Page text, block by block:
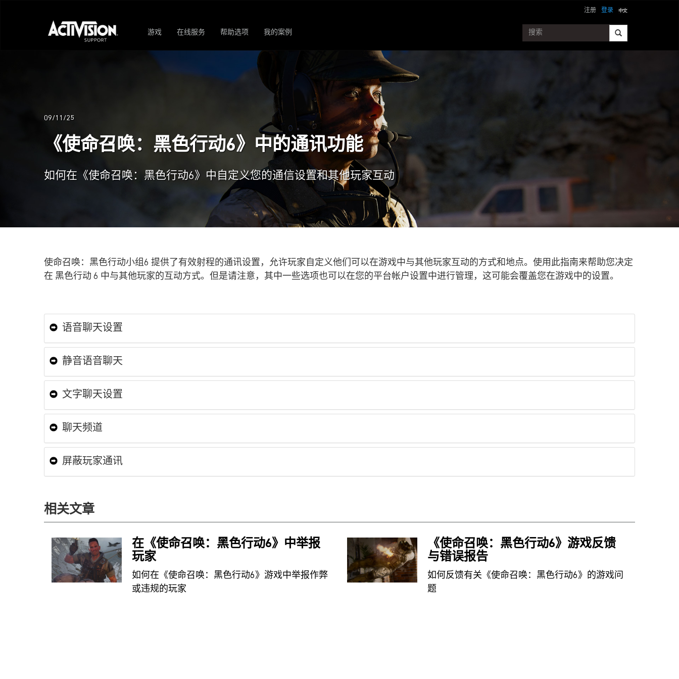
登录
注册
游戏 在线服务 帮助选项 我的案例
09/11/25
《使命召唤：黑色行动6》中的通讯功能
如何在《使命召唤：黑色行动6》中自定义您的通信设置和其他玩家互动
使命召唤：黑色行动小组6 提供了有效射程的通讯设置，允许玩家自定义他们可以在游戏中与其他玩家互动的方式和地点。使用此指南来帮助您决定
在 黑色行动 6 中与其他玩家的互动方式。但是请注意，其中一些选项也可以在您的平台帐户设置中进行管理，这可能会覆盖您在游戏中的设置。
语音聊天设置
静音语音聊天
文字聊天设置
聊天频道
屏蔽玩家通讯
相关文章
在《使命召唤：黑色行动6》中举报
玩家
如何在《使命召唤：黑色行动6》游戏中举报作弊
或违规的玩家
《使命召唤：黑色行动6》游戏反馈
与错误报告
如何反馈有关《使命召唤：黑色行动6》的游戏问
题